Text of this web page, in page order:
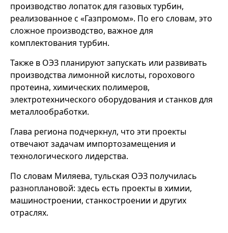
производство лопаток для газовых турбин,
реализованное с «Газпромом». По его словам, это
сложное производство, важное для
комплектования турбин.
Также в ОЭЗ планируют запускать или развивать
производства лимонной кислоты, горохового
протеина, химических полимеров,
электротехнического оборудования и станков для
металлообработки.
Глава региона подчеркнул, что эти проекты
отвечают задачам импортозамещения и
технологического лидерства.
По словам Миляева, тульская ОЭЗ получилась
разноплановой: здесь есть проекты в химии,
машиностроении, станкостроении и других
отраслях.